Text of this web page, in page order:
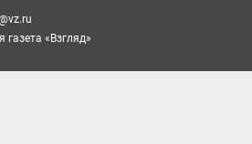
«Взгляд»